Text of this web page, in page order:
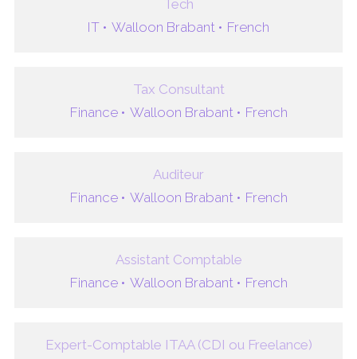
Tech
IT • Walloon Brabant • French
Tax Consultant
Finance • Walloon Brabant • French
Auditeur
Finance • Walloon Brabant • French
Assistant Comptable
Finance • Walloon Brabant • French
Expert-Comptable ITAA (CDI ou Freelance)